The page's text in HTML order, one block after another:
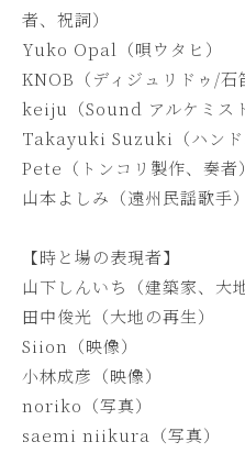
者、祝詞）
Yuko Opal（唄ウタヒ）
KNOB（ディジュリドゥ/石
keiju（Sound アルケミスト
Takayuki Suzuki（ハンド
Pete（トンコリ製作、奏者）
山本よしみ（遠州民謡歌手）
【時と場の表現者】
山下しんいち（建築家、大
田中俊光（大地の再生）
Siion（映像）
小林成彦（映像）
noriko（写真）
saemi niikura（写真）